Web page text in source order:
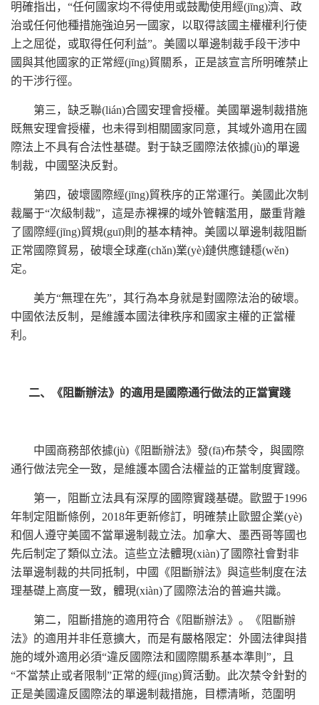
明確指出，“任何國家均不得使用或鼓勵使用經(jīng)濟、政
治或任何他種措施強迫另一國家，以取得該國主權權利行使
上之屈從，或取得任何利益”。美國以單邊制裁手段干涉中
國與其他國家的正常經(jīng)貿關系，正是該宣言所明確禁止
的干涉行徑。
第三，缺乏聯(lián)合國安理會授權。美國單邊制裁措施
既無安理會授權，也未得到相關國家同意，其域外適用在國
際法上不具有合法性基礎。對于缺乏國際法依據(jù)的單邊
制裁，中國堅決反對。
第四，破壞國際經(jīng)貿秩序的正常運行。美國此次制
裁屬于“次級制裁”，這是赤裸裸的域外管轄濫用，嚴重背離
了國際經(jīng)貿規(guī)則的基本精神。美國以單邊制裁阻斷
正常國際貿易，破壞全球產(chǎn)業(yè)鏈供應鏈穩(wěn)
定。
美方“無理在先”，其行為本身就是對國際法治的破壞。
中國依法反制，是維護本國法律秩序和國家主權的正當權
利。
二、《阻斷辦法》的適用是國際通行做法的正當實踐
中國商務部依據(jù)《阻斷辦法》發(fā)布禁令，與國際
通行做法完全一致，是維護本國合法權益的正當制度實踐。
第一，阻斷立法具有深厚的國際實踐基礎。歐盟于1996
年制定阻斷條例，2018年更新修訂，明確禁止歐盟企業(yè)
和個人遵守美國不當單邊制裁立法。加拿大、墨西哥等國也
先后制定了類似立法。這些立法體現(xiàn)了國際社會對非
法單邊制裁的共同抵制，中國《阻斷辦法》與這些制度在法
理基礎上高度一致，體現(xiàn)了國際法治的普遍共識。
第二，阻斷措施的適用符合《阻斷辦法》。《阻斷辦
法》的適用并非任意擴大，而是有嚴格限定：外國法律與措
施的域外適用必須“違反國際法和國際關系基本準則”，且
“不當禁止或者限制”正常的經(jīng)貿活動。此次禁令針對的
正是美國違反國際法的單邊制裁措施，目標清晰，范圍明